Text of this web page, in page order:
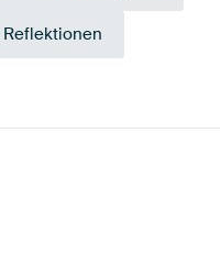
Reflektionen